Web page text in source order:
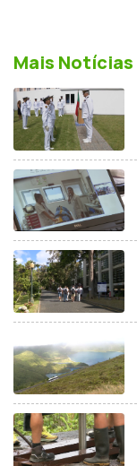
Mais Notícias